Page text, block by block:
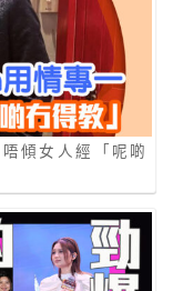
傾女人經「呢啲